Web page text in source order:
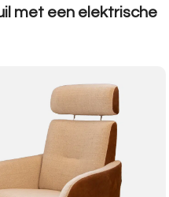
met een elektrische